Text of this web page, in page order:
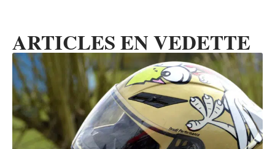
ARTICLES EN VEDETTE